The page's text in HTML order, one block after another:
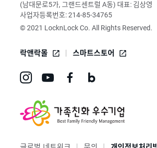
락앤락몰 스마트스토어
인
타
브
스
버
© 2021 LocknLock Co. All Rights Reserved.
(남대문로5가, 그랜드센트럴 A동) 대표: 김상영
사업자등록번호: 214-85-34765